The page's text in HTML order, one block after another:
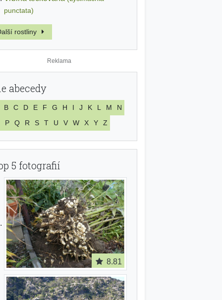
punctata)
rostliny
abecedy
B C D E F G H I J K L M
N
P
Q R S T U V W X Y Z
5 fotografií
8.81